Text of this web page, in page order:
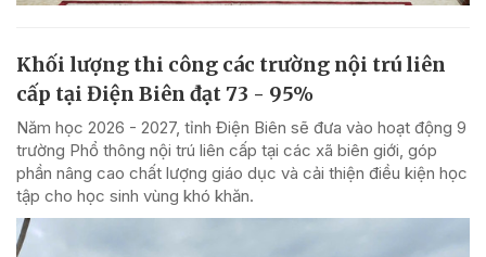
Khối lượng thi công các trường nội trú liên
cấp tại Điện Biên đạt 73 - 95%
Năm học 2026 - 2027, tỉnh Điện Biên sẽ đưa vào hoạt động 9
trường Phổ thông nội trú liên cấp tại các xã biên giới, góp
phần nâng cao chất lượng giáo dục và cải thiện điều kiện học
tập cho học sinh vùng khó khăn.